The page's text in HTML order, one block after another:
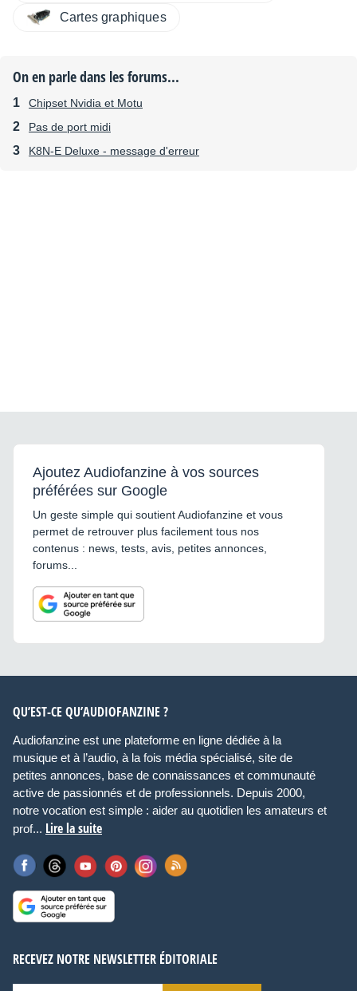
Cartes graphiques
On en parle dans les forums...
Chipset Nvidia et Motu
Pas de port midi
K8N-E Deluxe - message d'erreur
Ajoutez Audiofanzine à vos sources
préférées sur Google
Un geste simple qui soutient Audiofanzine et vous
permet de retrouver plus facilement tous nos
contenus : news, tests, avis, petites annonces,
forums...
QU’EST-CE QU’AUDIOFANZINE ?
Audiofanzine est une plateforme en ligne dédiée à la
musique et à l’audio, à la fois média spécialisé, site de
petites annonces, base de connaissances et communauté
active de passionnés et de professionnels. Depuis 2000,
notre vocation est simple : aider au quotidien les amateurs et
prof... Lire la suite
RECEVEZ NOTRE NEWSLETTER ÉDITORIALE